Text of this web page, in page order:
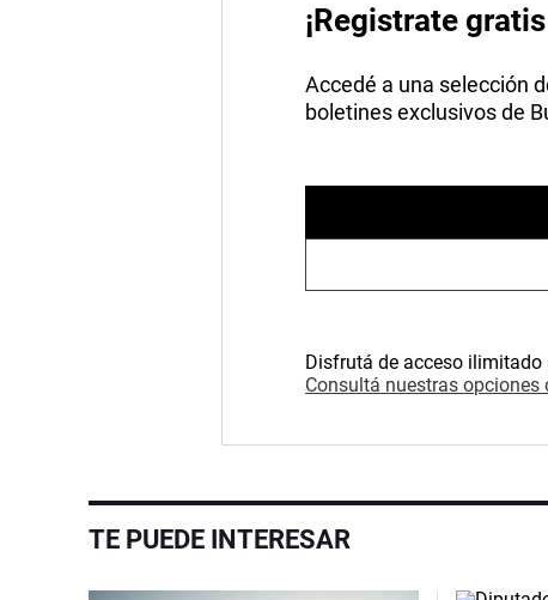
¡Registrate
Accedé a una selección
boletines exclusivos de
Disfrutá de acceso ilimitado
Consultá nuestras opciones
TE PUEDE INTERESAR